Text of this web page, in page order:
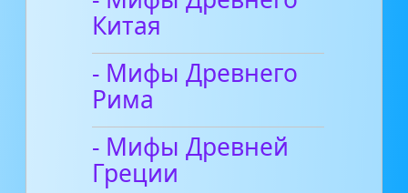
Китая
- Мифы Древнего
Рима
- Мифы Древней
Греции